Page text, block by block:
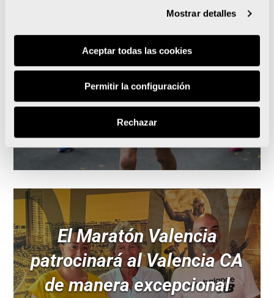
Mostrar detalles
Aceptar todas las cookies
Permitir la configuración
Rechazar
training partner del Medio
y el Maratón Valencia
Leer noticia
El Maratón Valencia
patrocinará al Valencia CA
de manera excepcional